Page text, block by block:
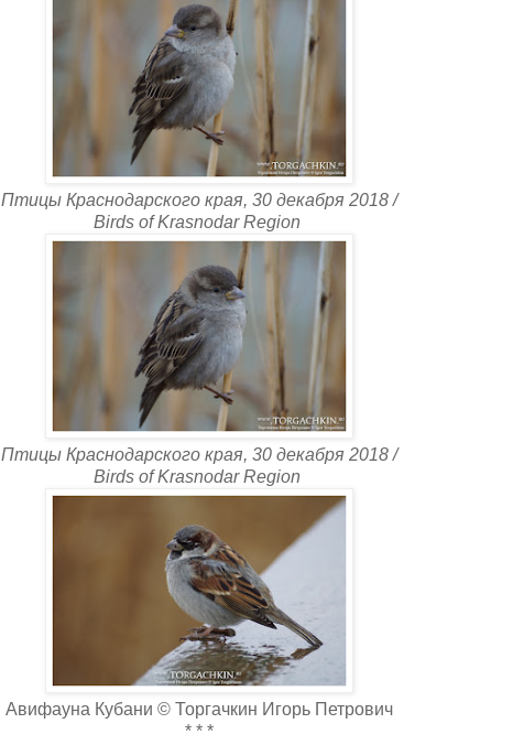
Птицы Краснодарского края, 30 декабря 2018 /
Birds of Krasnodar Region
Птицы Краснодарского края, 30 декабря 2018 /
Birds of Krasnodar Region
Авифауна Кубани © Торгачкин Игорь Петрович
* * *